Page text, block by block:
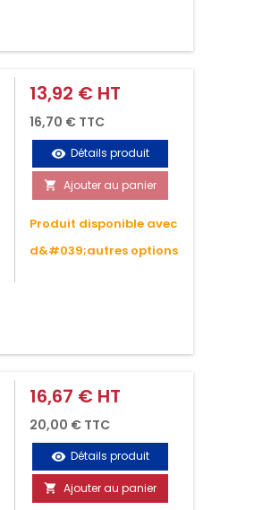
Prix
13,92 € HT
16,70 € TTC
visibility Détails produit
 Ajouter au panier
Produit disponible avec
d&#039;autres options
Prix
16,67 € HT
20,00 € TTC
visibility Détails produit
 Ajouter au panier